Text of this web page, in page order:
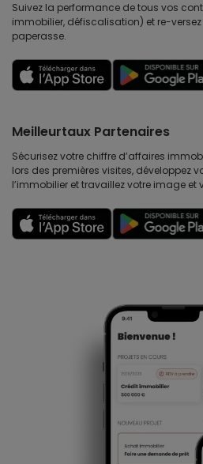
Suivez la performance de tous vos
immobilier, défiscalisation) et re-
paperasse.
Meilleurtaux Partenaires
Sécurisez votre chiffre d’affaires
lors des premières visites, développez
l’immobilier et travaillez votre image et